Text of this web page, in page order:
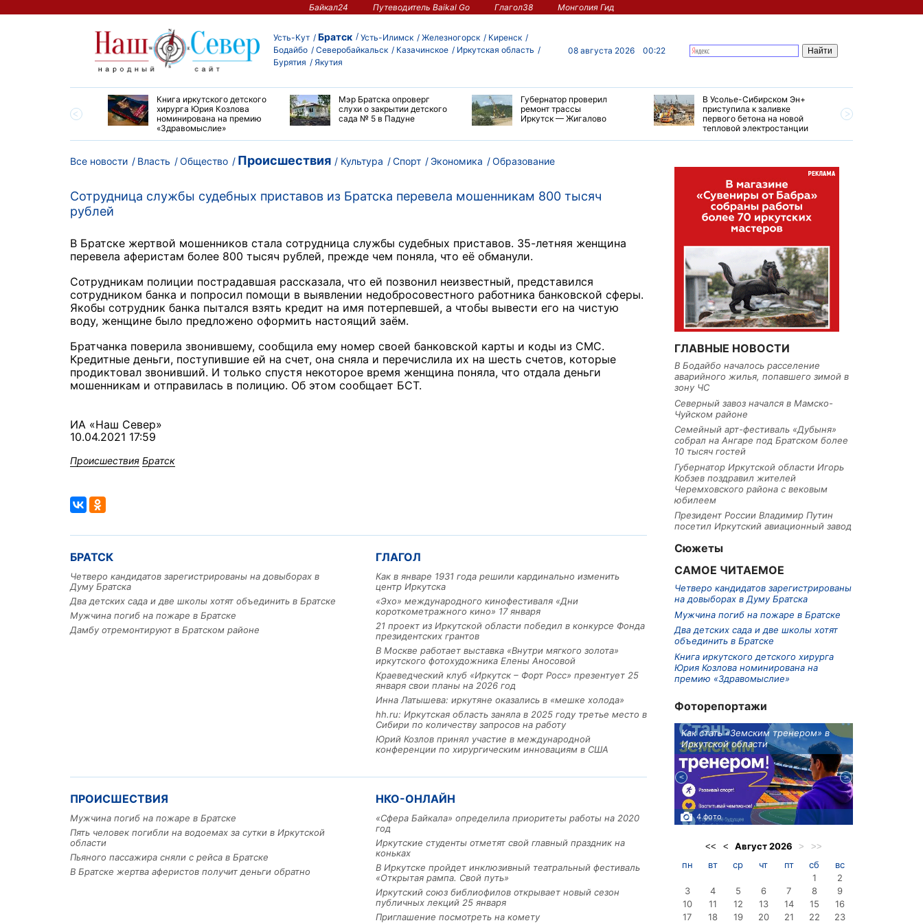
Байкал24 Путеводитель Baikal Go Глагол38 Монголия Гид
Усть-Кут Братск Усть-Илимск Железногорск
Киренск
Бодайбо
Северобайкальск Казачинское
Иркутская область
Бурятия
Якутия
08 августа 2026 00:22
большой эстафеты
Книга иркутского детского
хирурга Юрия Козлова
номинирована на премию
«Здравомыслие»
Мэр Братска опроверг
слухи о закрытии детского
сада № 5 в Падуне
Губернатор проверил
ремонт трассы
Иркутск — Жигалово
В Усолье-Сибирском Эн+
приступила к заливке
первого бетона на новой
тепловой электростанции
Все новости Власть Общество Происшествия Культура Спорт Экономика Образование
Сотрудница службы судебных приставов из Братска перевела мошенникам 800 тысяч
рублей
В Братске жертвой мошенников стала сотрудница службы судебных приставов. 35-летняя женщина
перевела аферистам более 800 тысяч рублей, прежде чем поняла, что её обманули.
Сотрудникам полиции пострадавшая рассказала, что ей позвонил неизвестный, представился
сотрудником банка и попросил помощи в выявлении недобросовестного работника банковской сферы.
Якобы сотрудник банка пытался взять кредит на имя потерпевшей, а чтобы вывести его на чистую
воду, женщине было предложено оформить настоящий заём.
Братчанка поверила звонившему, сообщила ему номер своей банковской карты и коды из СМС.
Кредитные деньги, поступившие ей на счет, она сняла и перечислила их на шесть счетов, которые
продиктовал звонивший. И только спустя некоторое время женщина поняла, что отдала деньги
мошенникам и отправилась в полицию. Об этом сообщает БСТ.
ИА «Наш Север»
10.04.2021 17:59
Происшествия Братск
БРАТСК
Четверо кандидатов зарегистрированы на довыборах в
Думу Братска
Два детских сада и две школы хотят объединить в Братске
Мужчина погиб на пожаре в Братске
Дамбу отремонтируют в Братском районе
ГЛАГОЛ
Как в январе 1931 года решили кардинально изменить
центр Иркутска
«Эхо» международного кинофестиваля «Дни
короткометражного кино» 17 января
21 проект из Иркутской области победил в конкурсе Фонда
президентских грантов
В Москве работает выставка «Внутри мягкого золота»
иркутского фотохудожника Елены Аносовой
Краеведческий клуб «Иркутск – Форт Росс» презентует 25
января свои планы на 2026 год
Инна Латышева: иркутяне оказались в «мешке холода»
hh.ru: Иркутская область заняла в 2025 году третье место в
Сибири по количеству запросов на работу
Юрий Козлов принял участие в международной
конференции по хирургическим инновациям в США
ПРОИСШЕСТВИЯ
Мужчина погиб на пожаре в Братске
Пять человек погибли на водоемах за сутки в Иркутской
области
Пьяного пассажира сняли с рейса в Братске
В Братске жертва аферистов получит деньги обратно
НКО-ОНЛАЙН
«Сфера Байкала» определила приоритеты работы на 2020
год
Иркутские студенты отметят свой главный праздник на
коньках
В Иркутске пройдет инклюзивный театральный фестиваль
«Открытая рампа. Свой путь»
Иркутский союз библиофилов открывает новый сезон
публичных лекций 25 января
Приглашение посмотреть на комету
ГЛАВНЫЕ НОВОСТИ
В Бодайбо началось расселение
аварийного жилья, попавшего зимой в
зону ЧС
Северный завоз начался в Мамско-
Чуйском районе
Семейный арт-фестиваль «Дубыня»
собрал на Ангаре под Братском более
10 тысяч гостей
Губернатор Иркутской области Игорь
Кобзев поздравил жителей
Черемховского района с вековым
юбилеем
Президент России Владимир Путин
посетил Иркутский авиационный завод
Сюжеты
САМОЕ ЧИТАЕМОЕ
Четверо кандидатов зарегистрированы
на довыборах в Думу Братска
Мужчина погиб на пожаре в Братске
Два детских сада и две школы хотят
объединить в Братске
Книга иркутского детского хирурга
Юрия Козлова номинирована на
премию «Здравомыслие»
Фоторепортажи
Льготный заём в 9 миллионов
рублей получит
машиностроительное предприятие
3 фото
Как стать «Земским тренером» в
Иркутской области
4 фото
<< < Август2026 > >>
пн вт ср чт пт сб
вс
1
2
3
4 5 6 7 8
9
10
11 12 13 14 15
16
17
18 19 20 21 22 23